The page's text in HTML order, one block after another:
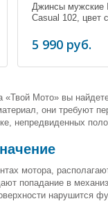
Джинсы мужские
Casual 102, цвет
5 990 руб.
«Твой Мото» вы
они требуют
непредвиденных
мотора,
попадание в
нарушится